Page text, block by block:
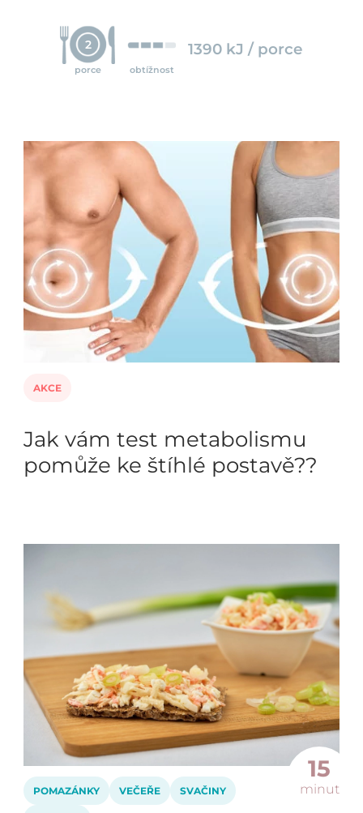
2
porce obtížnost
1390 kJ / porce
AKCE
Jak vám test metabolismu
pomůže ke štíhlé postavě??
15
minut
POMAZÁNKY VEČEŘE SVAČINY